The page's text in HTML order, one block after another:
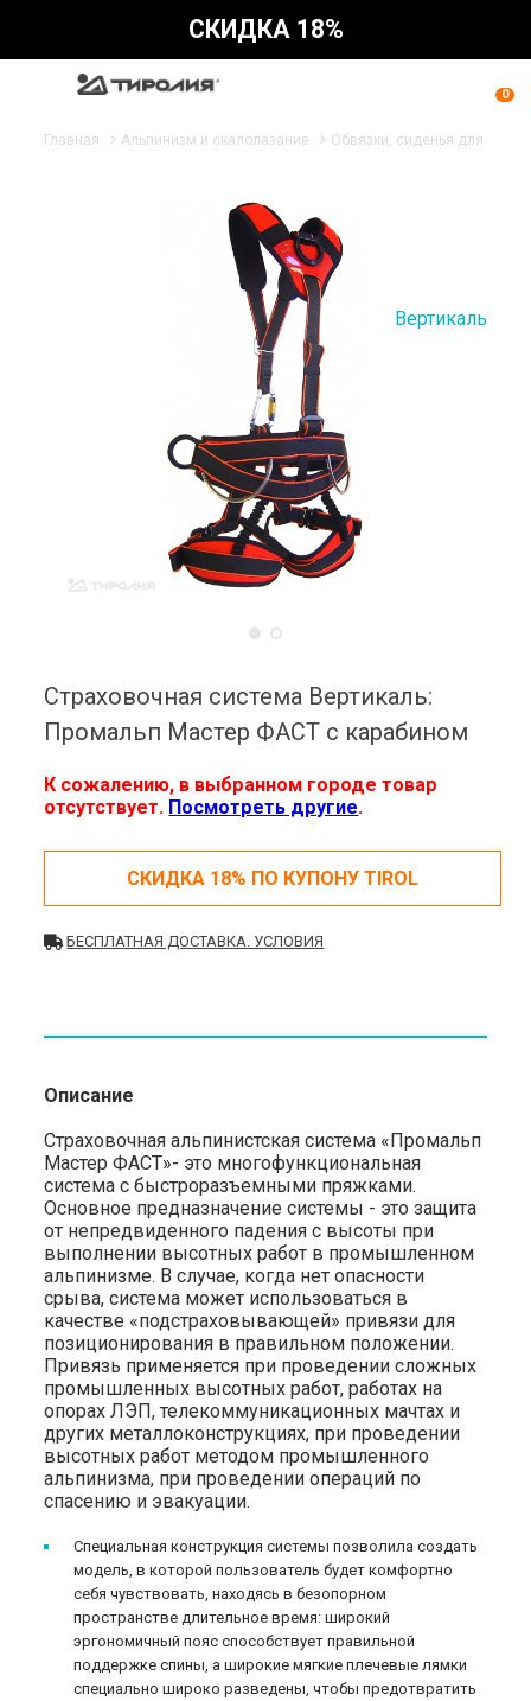
СКИДКА 18%
0
Главная Альпинизм и скалолазание Обвязки, сиденья для
Вертикаль
Страховочная система Вертикаль:
Промальп Мастер ФАСТ с карабином
К сожалению, в выбранном городе товар
отсутствует. Посмотреть другие.
СКИДКА 18% ПО КУПОНУ TIROL
БЕСПЛАТНАЯ ДОСТАВКА. УСЛОВИЯ
Описание
Страховочная альпинистская система «Промальп
Мастер ФАСТ»- это многофункциональная
система с быстроразъемными пряжками.
Основное предназначение системы - это защита
от непредвиденного падения с высоты при
выполнении высотных работ в промышленном
альпинизме. В случае, когда нет опасности
срыва, система может использоваться в
качестве «подстраховывающей» привязи для
позиционирования в правильном положении.
Привязь применяется при проведении сложных
промышленных высотных работ, работах на
опорах ЛЭП, телекоммуникационных мачтах и
других металлоконструкциях, при проведении
высотных работ методом промышленного
альпинизма, при проведении операций по
спасению и эвакуации.
Специальная конструкция системы позволила создать
модель, в которой пользователь будет комфортно
себя чувствовать, находясь в безопорном
пространстве длительное время: широкий
эргономичный пояс способствует правильной
поддержке спины, а широкие мягкие плечевые лямки
специально широко разведены, чтобы предотвратить